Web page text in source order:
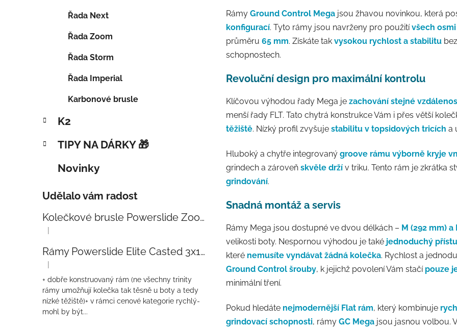
Řada Next
Řada Zoom
Řada Storm
Řada Imperial
Karbonové brusle
K2
TIPY NA DÁRKY 🎁
Novinky
Udělalo vám radost
Kolečkové brusle Powerslide Zoom Baby Blue 80
Hodnocení produktu je 5 z 5 hvězdiček.
|
Rámy Powerslide Elite Casted 3x110 Trinity 270mm
Hodnocení produktu je 4 z 5 hvězdiček.
|
+ dobře konstruovaný rám (ne všechny trinity
rámy umožňují kolečka tak těsně u boty a tedy
nízké těžiště)+ v rámci cenové kategorie rychlý-
mohl by být...
Rámy Ground Control Mega jsou žhavou novinkou, která
konfigurací. Tyto rámy jsou navrženy pro použitívšech
průměru 65 mm. Získáte tak vysokou rychlost a stabilitu
schopnostech.
Revoluční design pro maximální kontrolu
Klíčovou výhodou řady Mega je zachování stejné
menší řady FLT. Tato chytrá konstrukce Vám i přes větší
těžiště. Nízký profil zvyšuje stabilitu v topsidových tricích a
Hluboký a chytře integrovaný groove rámu výborně kryje
grindech a zároveň skvěle drží v triku. Tento rám je zkrátka
grindování.
Snadná montáž a servis
Rámy Mega jsou dostupné ve dvou délkách – M (292 mm) a
velikosti boty. Nespornou výhodou je také jednoduchý
které nemusíte vyndávat žádná kolečka. Rychlost a
Ground Control šrouby, k jejichž povolení Vám stačí pouze
minimální tření.
Pokud hledáte nejmodernější Flat rám, který kombinuje
grindovací schopnosti, rámy GC Mega jsou jasnou volbou.